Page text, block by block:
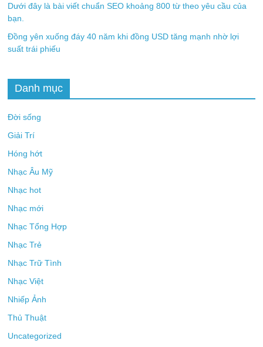
Dưới đây là bài viết chuẩn SEO khoảng 800 từ theo yêu cầu của
bạn.
Đồng yên xuống đáy 40 năm khi đồng USD tăng mạnh nhờ lợi
suất trái phiếu
Danh mục
Đời sống
Giải Trí
Hóng hớt
Nhạc Âu Mỹ
Nhạc hot
Nhạc mới
Nhạc Tổng Hợp
Nhạc Trẻ
Nhạc Trữ Tình
Nhạc Việt
Nhiếp Ảnh
Thủ Thuật
Uncategorized